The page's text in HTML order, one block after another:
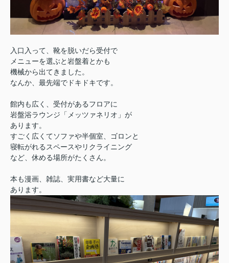
入口入って、靴を脱いだら受付で
メニューを選ぶと岩盤着とかも
機械から出てきました。
なんか、最先端でドキドキです。
館内も広く、受付があるフロアに
岩盤浴ラウンジ「メッツァネリオ」が
あります。
すごく広くてソファや半個室、ゴロンと
寝転がれるスペースやリクライニング
など、休める場所がたくさん。
本も漫画、雑誌、実用書など大量に
あります。